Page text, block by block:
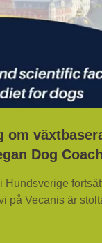
om
Dog Coach
Hundsverige
på Vecanis är